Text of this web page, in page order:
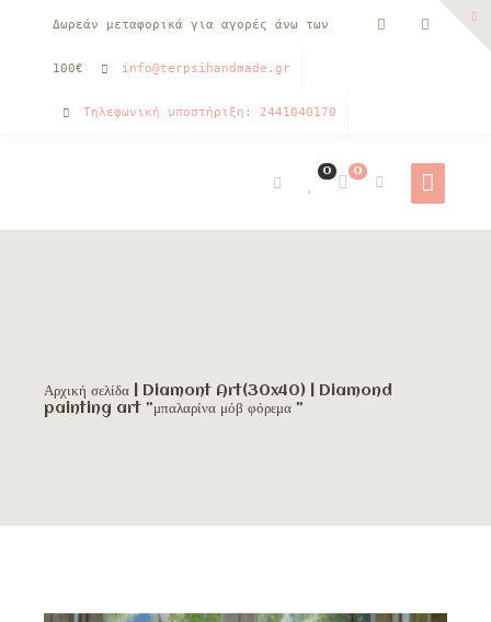
Δωρεάν μεταφορικά για αγορές άνω των
100€ info@terpsihandmade.gr
Τηλεφωνική υποστήριξη: 2441040170
0
0
Αρχική σελίδα Diamont Art(30x40) | Diamond
painting art ”μπαλαρίνα μόβ φόρεμα ”